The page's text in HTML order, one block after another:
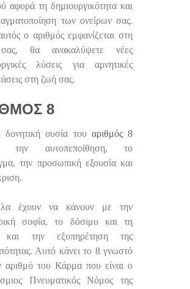
αφορά τη δημιουργικότητα και
των ονείρων σας.
ο αριθμός εμφανίζεται στη
θα ανακαλύψετε νέες
λύσεις για αρνητικές
στη ζωή σας.
8
ουσία του αριθμός 8
την αυτοπεποίθηση, το
την προσωπική εξουσία και
έχουν να κάνουν με την
σοφία, το δόσιμο και τη
την εξυπηρέτηση της
Αυτό κάνει το 8 γνωστό
αριθμό του Κάρμα που είναι ο
Πνευματικός Νόμος της